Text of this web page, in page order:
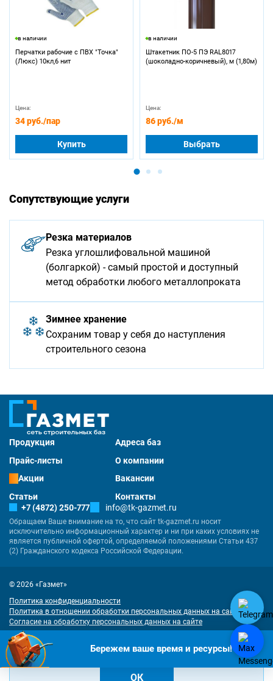
в наличии
Перчатки рабочие с ПВХ "Точка"
(Люкс) 10кл,6 нит
Цена:
34 руб./пар
Купить
в наличии
Штакетник ПО-5 ПЭ RAL8017
(шоколадно-коричневый), м (1,80м)
Цена:
86 руб./м
Выбрать
Сопутствующие услуги
Резка материалов
Резка углошлифовальной машиной
(болгаркой) - самый простой и доступный
метод обработки любого металлопроката
Зимнее хранение
Сохраним товар у себя до наступления
строительного сезона
Продукция
Адреса баз
Прайс-листы
О компании
Акции
Вакансии
Статьи
Контакты
+7 (4872) 250-777
info@tk-gazmet.ru
Обращаем Ваше внимание на то, что сайт tk-gazmet.ru носит
исключительно информационный характер и ни при каких условиях не
является публичной офертой, определяемой положениями Статьи 437
(2) Гражданского кодекса Российской Федерации.
© 2026 «Газмет»
Политика конфиденциальности
Политика в отношении обработки персональных данных на сайте
Согласие на обработку персональных данных на сайте
Разработка продвижение сайта— «Имиджмарк»
"Наш сайт использует куки. Продолжая им пользоваться, вы соглашаетесь
на обработку персональных данных в соответствии сполитикой
конфиденциальности
ОК
Бережем ваше время и ресурсы!